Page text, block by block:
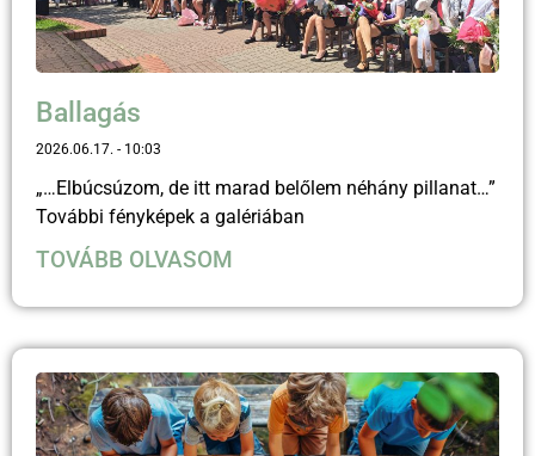
Ballagás
2026.06.17. 10:03
„…Elbúcsúzom, de itt marad belőlem néhány pillanat…”
További fényképek a galériában
TOVÁBB OLVASOM